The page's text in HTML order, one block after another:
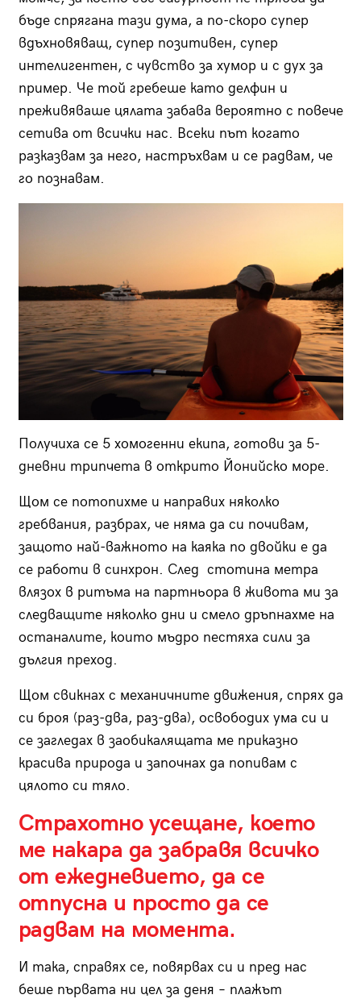
бъде спрягана тази дума, а по-скоро супер
вдъхновяващ, супер позитивен, супер
интелигентен, с чувство за хумор и с дух за
пример. Че той гребеше като делфин и
преживяваше цялата забава вероятно с повече
сетива от всички нас. Всеки път когато
разказвам за него, настръхвам и се радвам, че
го познавам.
Получиха се 5 хомогенни екипа, готови за 5-
дневни трипчета в открито Йонийско море.
Щом се потопихме и направих няколко
гребвания, разбрах, че няма да си почивам,
защото най-важното на каяка по двойки е да
се работи в синхрон. След стотина метра
влязох в ритъма на партньора в живота ми за
следващите няколко дни и смело дръпнахме на
останалите, които мъдро пестяха сили за
дългия преход.
Щом свикнах с механичните движения, спрях да
си броя (раз-два, раз-два), освободих ума си и
се загледах в заобикалящата ме приказно
красива природа и започнах да попивам с
цялото си тяло.
Страхотно усещане, което
ме накара да забравя всичко
от ежедневието, да се
отпусна и просто да се
радвам на момента.
И така, справях се, повярвах си и пред нас
беше първата ни цел за деня – плажът